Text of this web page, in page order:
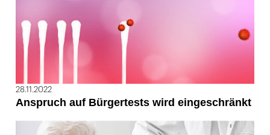
28.11.2022
Anspruch auf Bürgertests wird eingeschränkt